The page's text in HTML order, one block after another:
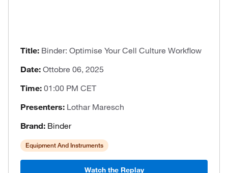
Title: Binder: Optimise Your Cell Culture Workflow
Date: Ottobre 06, 2025
Time: 01:00 PM CET
Presenters: Lothar Maresch
Brand: Binder
Equipment And Instruments
Watch the Replay